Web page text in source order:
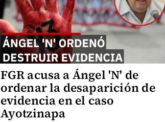
FGR acusa a Ángel 'N' de
ordenar la desaparición de
evidencia en el caso
Ayotzinapa